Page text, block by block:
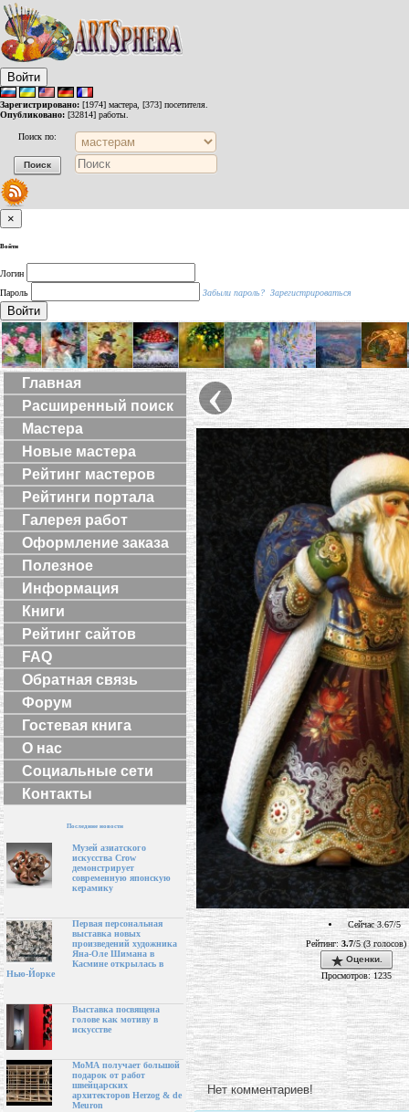
Войти
Зарегистрировано: [1974] мастера, [373] посетителя.
Опубликовано: [32814] работы.
Поиск по:
×
Войти
Логин
Пароль
Забыли пароль? Зарегистрироваться
Войти
Главная
Расширенный поиск
Мастера
Новые мастера
Рейтинг мастеров
Рейтинги портала
Галерея работ
Оформление заказа
Полезное
Информация
Книги
Рейтинг сайтов
FAQ
Обратная связь
Форум
Гостевая книга
О нас
Социальные сети
Контакты
Последние новости
Музей азиатского
искусства Crow
демонстрирует
современную японскую
керамику
Первая персональная
выставка новых
произведений художника
Яна-Оле Шимана в
Касмине открылась в
Нью-Йорке
Выставка посвящена
голове как мотиву в
искусстве
МоМА получает большой
подарок от работ
швейцарских
архитекторов Herzog & de
Meuron
‹
Сейчас 3.67/5
Рейтинг: 3.7/5 (3 голосов)
Оценки.
Просмотров: 1235
Нет комментариев!